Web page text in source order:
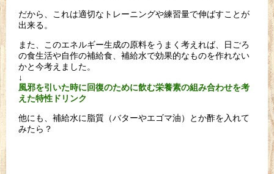
だから、これは適切なトレーニングや練習量で伸ばすことが
出来る。
また、このエネルギー生成の原料をうまく考えれば、日ごろ
の食生活や自作の補給食、補給水で効果的なものを作れない
かと今考えました。
↓
風邪を引いた時に回復のために飲む栄養素の組み合わせを考
えた特性ドリンク
他にも、補給水に脂質（バターやエゴマ油）とか酢を入れて
みたら？